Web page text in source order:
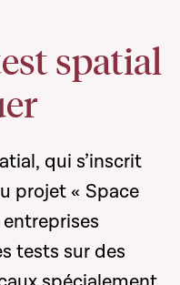
spatial
qui s’inscrit
projet « Space
tests sur des